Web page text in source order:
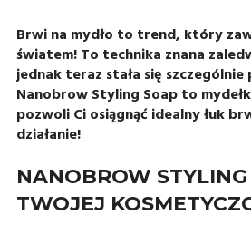
Brwi na mydło to trend, który
światem! To technika znana
jednak teraz stała się szczególnie
Nanobrow Styling Soap to
pozwoli Ci osiągnąć idealny łuk
działanie!
NANOBROW
TWOJEJ